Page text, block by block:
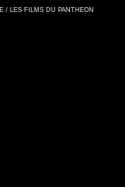
/ LES FILMS DU PANTHEON